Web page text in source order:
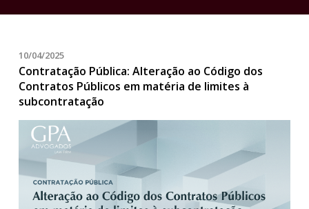
10/04/2025
Contratação Pública: Alteração ao Código dos
Contratos Públicos em matéria de limites à
subcontratação